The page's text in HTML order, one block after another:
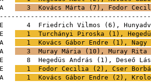
3 Kovács Márta ( 7 ), Fodor
4 Friedrich Vilmos ( 6 ),
1 Turchányi Piroska ( 1 ),
1 Kovács Gábor Endre ( 1 ), Nagy
3 Muray Mária ( 10 ), Muray Rita
8 Hegedüs András ( 1 ), Deseő
1 Fodor Cecilia ( 2 ), Cser
1 Kovács Gábor Endre ( 2 ),